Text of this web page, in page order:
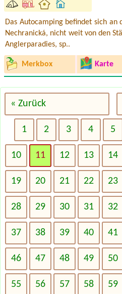
Das Autocamping befindet sich an
Nechranická, nicht weit von den
Anglerparadies, sp..
Merkbox Karte
« Zurück
1 2 3 4 5
10 11 12 13 14
19 20 21 22 23
28 29 30 31 32
37 38 39 40 41
46 47 48 49 50
55 56 57 58 59